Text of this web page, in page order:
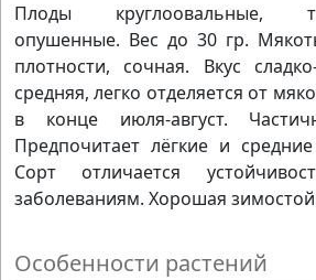
Плоды круглоовальные,
опушенные. Вес до 30 гр.
плотности, сочная. Вкус
средняя, легко отделяется от
в конце июля-август.
Предпочитает лёгкие и средние
Сорт отличается
заболеваниям. Хорошая
Особенности растений